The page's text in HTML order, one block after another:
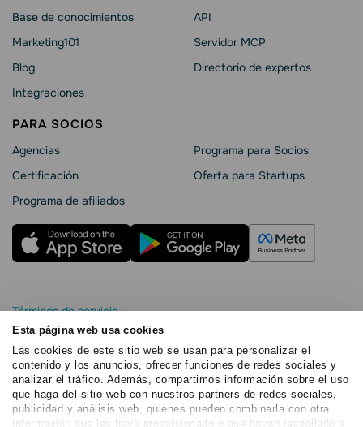
Esta página web usa cookies
Las cookies de este sitio web se usan para personalizar el
contenido y los anuncios, ofrecer funciones de redes sociales y
analizar el tráfico. Además, compartimos información sobre el uso
que haga del sitio web con nuestros partners de redes sociales,
publicidad y análisis web, quienes pueden combinarla con otra
información que les haya proporcionado o que hayan recopilado a
Base de conocimientos
Marketing101
Blog
Integraciones
API
Servidor MCP
Directorio de expertos
PARA SOCIOS
Agencias
Certificación
Programa de afiliados
Programa para Socios
Oferta para Startups
Términos de servicio
Política de privacidad
SendPulse Seguridad La
Declaración de cookies
Copyright © 2015 - 2026. SendPulse.Todos los derechos
reservados